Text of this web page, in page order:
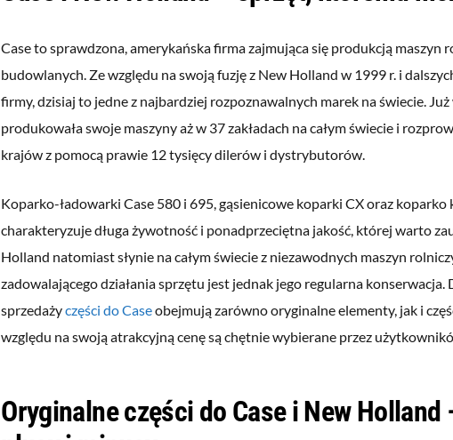
Case to sprawdzona, amerykańska firma zajmująca się produkcją maszyn
budowlanych. Ze względu na swoją fuzję z New Holland w 1999 r. i
firmy, dzisiaj to jedne z najbardziej rozpoznawalnych marek na świecie.
produkowała swoje maszyny aż w 37 zakładach na całym świecie i
krajów z pomocą prawie 12 tysięcy dilerów i dystrybutorów.
Koparko-ładowarki Case 580 i 695, gąsienicowe koparki CX oraz koparko
charakteryzuje długa żywotność i ponadprzeciętna jakość, której warto
Holland natomiast słynie na całym świecie z niezawodnych maszyn
zadowalającego działania sprzętu jest jednak jego regularna konserwacja.
sprzedażyczęści do Caseobejmują zarówno oryginalne elementy, jak i
względu na swoją atrakcyjną cenę są chętnie wybierane przez
Oryginalne części do Case i New Holland